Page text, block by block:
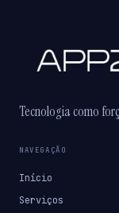
Tecnologia como
NAVEGAÇÃO
Início
Serviços